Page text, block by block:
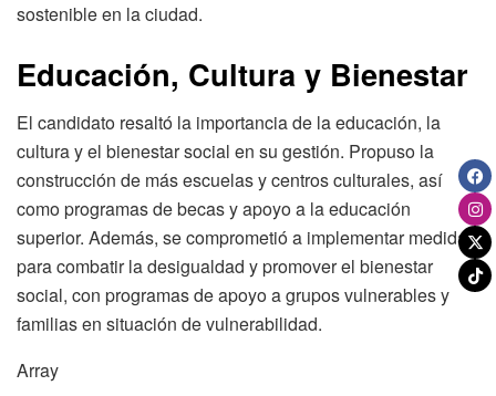
sostenible en la ciudad.
Educación, Cultura y Bienestar
El candidato resaltó la importancia de la educación, la
cultura y el bienestar social en su gestión. Propuso la
construcción de más escuelas y centros culturales, así
como programas de becas y apoyo a la educación
superior. Además, se comprometió a implementar medidas
para combatir la desigualdad y promover el bienestar
social, con programas de apoyo a grupos vulnerables y
familias en situación de vulnerabilidad.
Array